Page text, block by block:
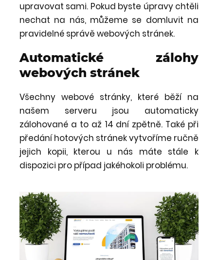
upravovat sami. Pokud byste úpravy chtěli
nechat na nás, můžeme se domluvit na
pravidelné správě webových stránek.
Automatické zálohy
webových stránek
Všechny webové stránky, které běží na
našem serveru jsou automaticky
zálohované a to až 14 dní zpětně. Také při
předání hotových stránek vytvoříme ručně
jejich kopii, kterou u nás máte stále k
dispozici pro případ jakéhokoli problému.